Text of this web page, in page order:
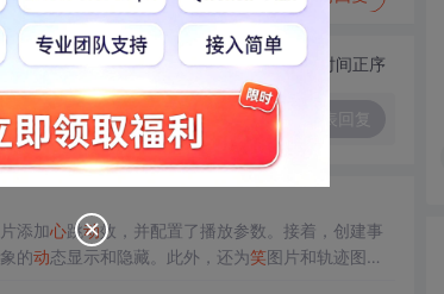
切换为时间正序
添加心跳动效，并配置了播放参数。接着，创建事
的动态显示和隐藏。此外，还为笑图片和轨迹图片